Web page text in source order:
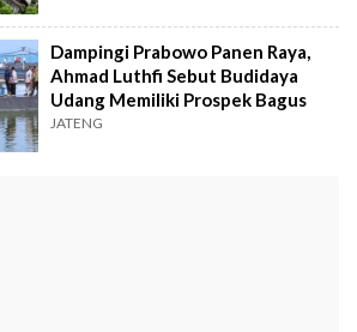
Dampingi Prabowo Panen Raya,
Ahmad Luthfi Sebut Budidaya
Udang Memiliki Prospek Bagus
JATENG